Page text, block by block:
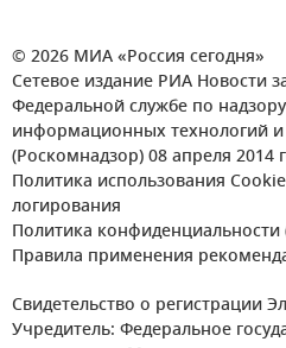
© 2026 МИА «Россия сегодня»
Сетевое издание РИА Новости
Федеральной службе по
информационных технологий
(Роскомнадзор) 08 апреля 2014
Политика использования
логирования
Политика конфиденциальности
Правила применения
Свидетельство о регистрации
Учредитель: Федеральное